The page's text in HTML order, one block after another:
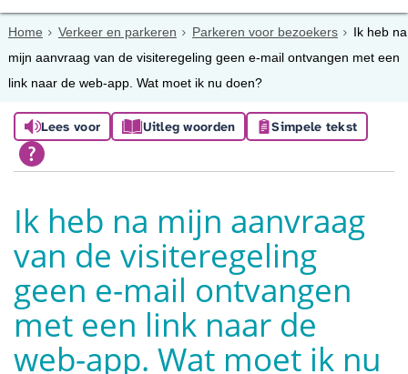
Home Verkeer en parkeren Parkeren voor bezoekers
Ik heb na
mijn aanvraag van de visiteregeling geen e-mail ontvangen met een
link naar de web-app. Wat moet ik nu doen?
Lees voor Uitleg woorden Simpele tekst
Ik heb na mijn aanvraag
van de visiteregeling
geen e-mail ontvangen
met een link naar de
web-app. Wat moet ik nu